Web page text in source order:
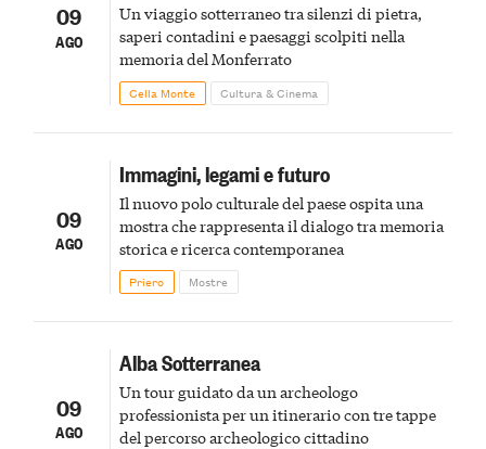
09
AGO
Un viaggio sotterraneo tra silenzi di pietra,
saperi contadini e paesaggi scolpiti nella
memoria del Monferrato
Cella Monte Cultura & Cinema
09
AGO
Immagini, legami e futuro
Il nuovo polo culturale del paese ospita una
mostra che rappresenta il dialogo tra memoria
storica e ricerca contemporanea
Priero Mostre
09
AGO
Alba Sotterranea
Un tour guidato da un archeologo
professionista per un itinerario con tre tappe
del percorso archeologico cittadino